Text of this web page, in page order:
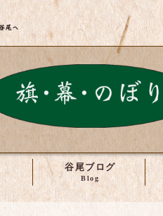
株式会社谷尾 | 神輿・社寺建築
谷尾ブログ